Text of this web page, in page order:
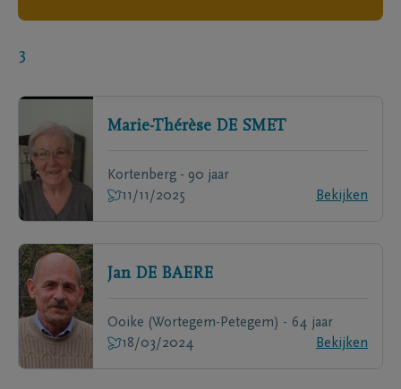
3
Marie-Thérèse DE SMET
Kortenberg - 90 jaar
11/11/2025
Bekijken
Jan DE BAERE
Ooike (Wortegem-Petegem) - 64 jaar
18/03/2024
Bekijken